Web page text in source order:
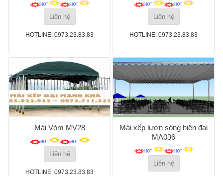
Liên hệ
HOTLINE: 0973.23.83.83
Liên hệ
HOTLINE: 0973.23.83.83
Mái Vòm MV28
Liên hệ
HOTLINE: 0973.23.83.83
Mái xếp lượn sóng hiện đại
MA036
Liên hệ